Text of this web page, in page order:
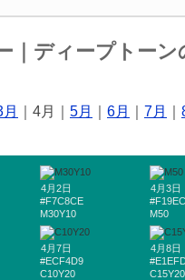
｜ディープトーン
｜4月｜ 5月 6月 7月
4月2日
#F7C8CE
M30Y10
4月3日
M50
4月7日
#ECF4D9
C10Y20
4月8日
C15Y20